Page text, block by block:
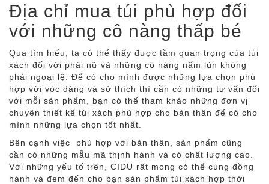
Địa chỉ mua túi phù hợp đối
với những cô nàng thấp bé
Qua tìm hiểu, ta có thể thấy được tầm quan trọng của túi
xách đối với phái nữ và những cô nàng nấm lùn không
phải ngoại lệ. Để có cho mình được những lựa chọn phù
hợp với vóc dáng và sở thích thì cần có những tư vấn đối
với mỗi sản phẩm, bạn có thể tham khảo những đơn vị
chuyên thiết kế túi xách phù hợp cho bản thân để có cho
mình những lựa chọn tốt nhất.
Bên cạnh việc phù hợp với bản thân, sản phẩm cũng
cần có những mẫu mã thịnh hành và có chất lượng cao.
Với những yếu tố trên, CIDU rất mong có thể cùng đồng
hành và đem đến cho bạn sản phẩm túi xách hợp thời